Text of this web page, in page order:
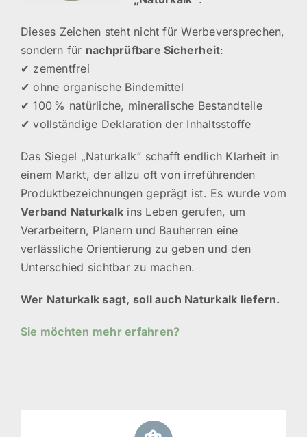
Dieses Zeichen steht nicht für Werbeversprechen,
sondern für nachprüfbare Sicherheit:
✔ zementfrei
✔ ohne organische Bindemittel
✔ 100 % natürliche, mineralische Bestandteile
✔ vollständige Deklaration der Inhaltsstoffe
Das Siegel „Naturkalk“ schafft endlich Klarheit in
einem Markt, der allzu oft von irreführenden
Produktbezeichnungen geprägt ist. Es wurde vom
Verband Naturkalk ins Leben gerufen, um
Verarbeitern, Planern und Bauherren eine
verlässliche Orientierung zu geben und den
Unterschied sichtbar zu machen.
Wer Naturkalk sagt, soll auch Naturkalk liefern.
Sie möchten mehr erfahren?